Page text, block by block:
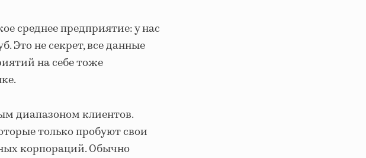
среднее предприятие: у нас
Это не секрет, все данные
на себе тоже
диапазоном клиентов.
только пробуют свои
корпораций. Обычно